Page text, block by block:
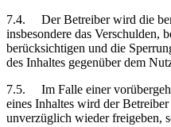
7.4.
Der Betreiber wird die
insbesondere das Verschulden,
berücksichtigen und die
des Inhaltes gegenüber dem
7.5.
Im Falle einer
eines Inhaltes wird der
unverzüglich wieder freigeben,